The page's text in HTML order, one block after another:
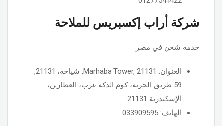
شركة أراب إكسبريس للملاحة
خدمة شحن في مصر
العنوان: Marhaba Tower, 21131, شياخة، 21131,
59 طريق الحرية، كوم الدكة غرب، العطارين،
الإسكندرية 21131
الهاتف: 033909595